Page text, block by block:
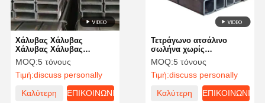
Χάλυβας Χάλυβας
Χάλυβας Χάλυβας
Χάλυβας Χάλυβας
MOQ:5 τόνους
Τιμή:discuss personally
Καλύτερη
ΕΠΙΚΟΙΝΩΝΙΑ
Τετράγωνο ατσάλινο
σωλήνα χωρίς
συγκόλληση θερμά
κυλούμενα αντοχή στη
διάβρωση για το κτίριο
MOQ:5 τόνους
Τιμή:discuss personally
Καλύτερη
ΕΠΙΚΟΙΝΩΝΙΑ